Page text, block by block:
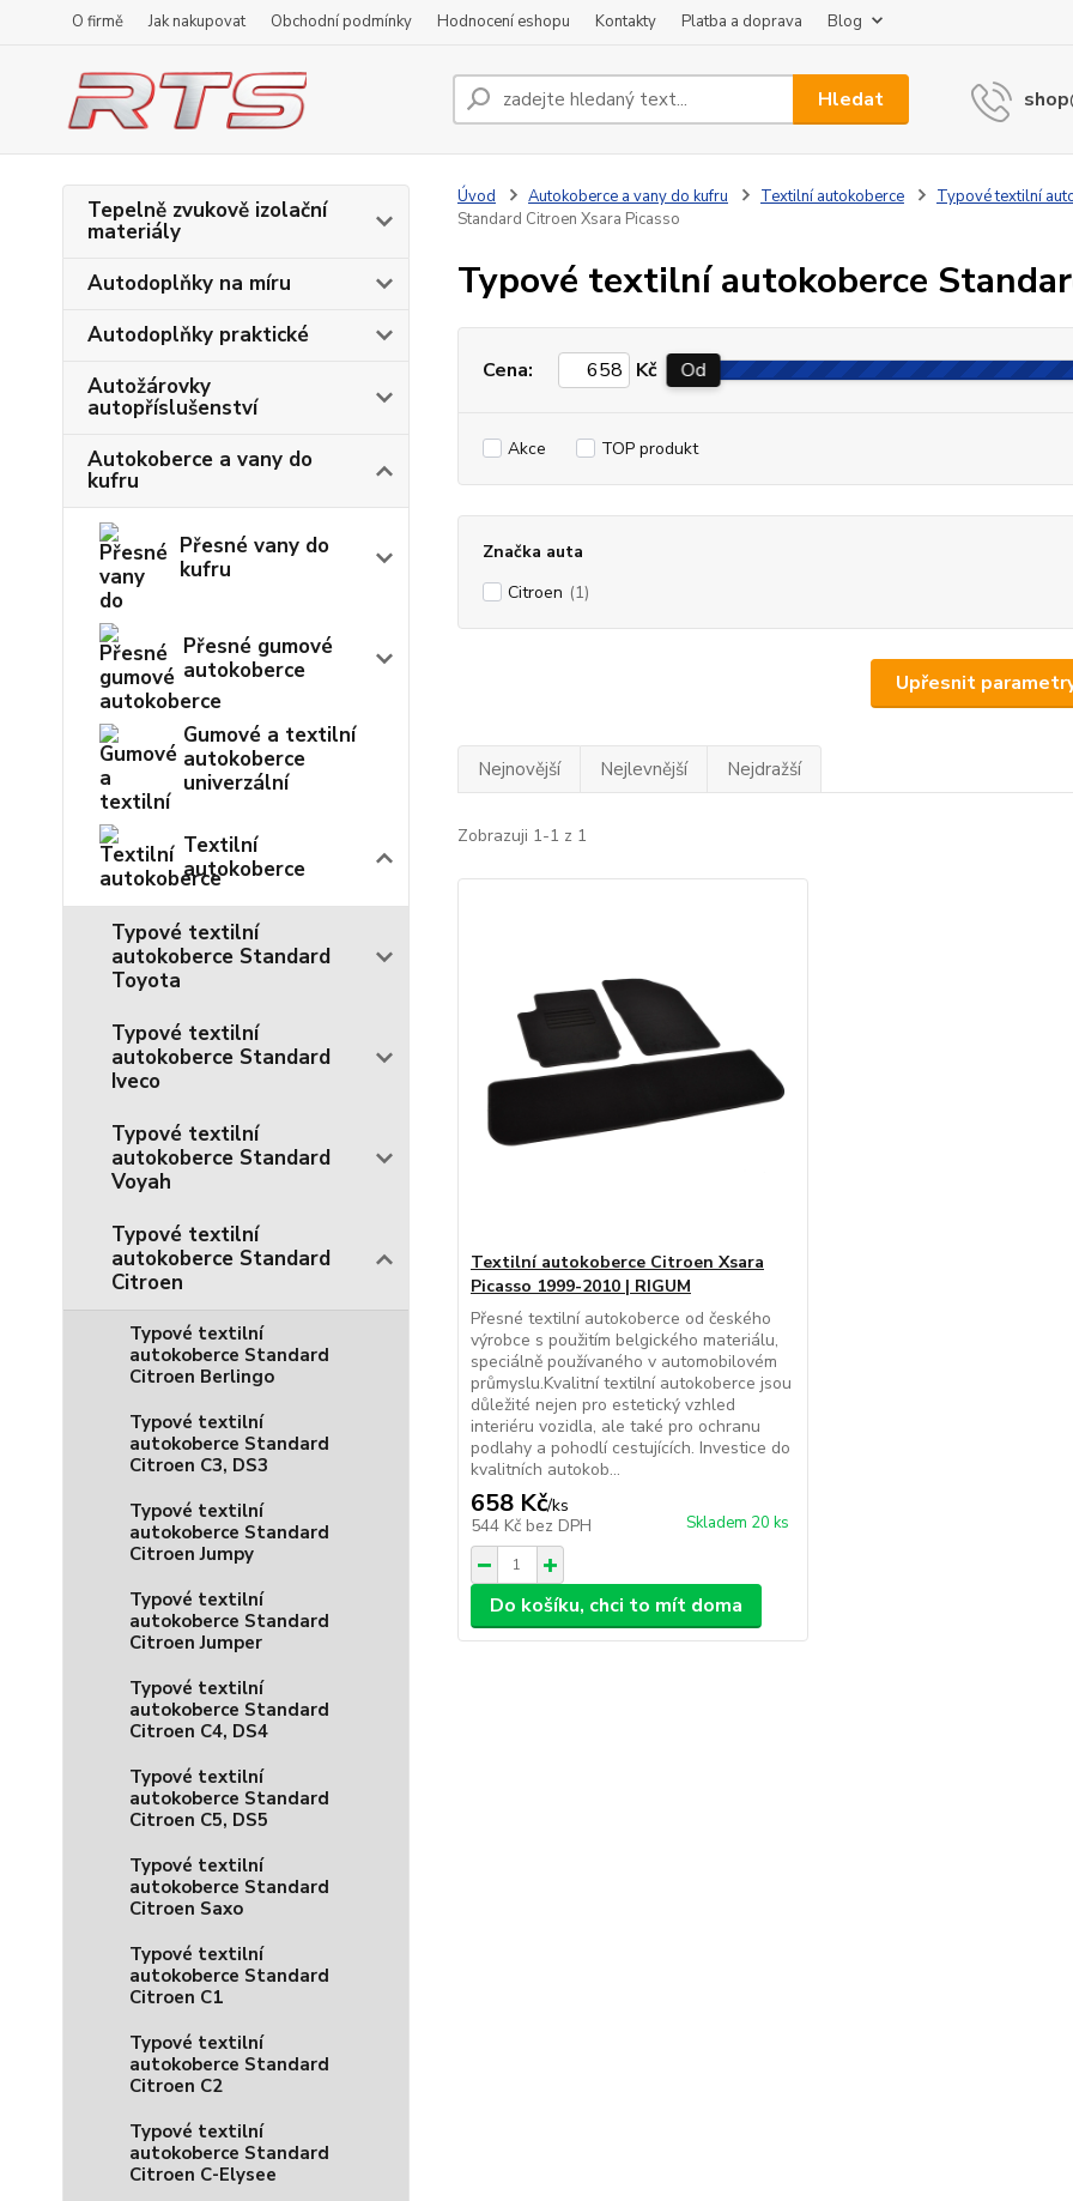
O firmě Jak nakupovat Obchodní podmínky Hodnocení eshopu Kontakty Platba a doprava Blog
Hledat
Tepelně zvukově izolační
materiály
Autodoplňky na míru
Autodoplňky praktické
Autožárovky
autopříslušenství
Autokoberce a vany do
kufru
Přesné vany do
kufru
Přesné gumové
autokoberce
Gumové a textilní
autokoberce
univerzální
Textilní
autokoberce
Typové textilní
autokoberce Standard
Toyota
Typové textilní
autokoberce Standard
Iveco
Typové textilní
autokoberce Standard
Voyah
Typové textilní
autokoberce Standard
Citroen
Typové textilní
autokoberce Standard
Citroen Berlingo
Typové textilní
autokoberce Standard
Citroen C3, DS3
Typové textilní
autokoberce Standard
Citroen Jumpy
Typové textilní
autokoberce Standard
Citroen Jumper
Typové textilní
autokoberce Standard
Citroen C4, DS4
Typové textilní
autokoberce Standard
Citroen C5, DS5
Typové textilní
autokoberce Standard
Citroen Saxo
Typové textilní
autokoberce Standard
Citroen C1
Typové textilní
autokoberce Standard
Citroen C2
Typové textilní
autokoberce Standard
Citroen C-Elysee
Úvod Autokoberce a vany do kufru Textilní autokoberce Typové textilní
Standard Citroen Xsara Picasso
Typové textilní autokoberce
Upřesnit
Cena: Kč Od
Akce TOP produkt
Značka auta
Citroen (1)
Nejnovější Nejlevnější Nejdražší
Zobrazuji 1-1 z 1
Textilní autokoberce Citroen Xsara
Picasso 1999-2010 | RIGUM
Přesné textilní autokoberce od českého
výrobce s použitím belgického materiálu,
speciálně používaného v automobilovém
průmyslu.Kvalitní textilní autokoberce jsou
důležité nejen pro estetický vzhled
interiéru vozidla, ale také pro ochranu
podlahy a pohodlí cestujících. Investice do
kvalitních autokob...
658 Kč/ks
544 Kč bez DPH Skladem 20 ks
Do košíku, chci to mít doma